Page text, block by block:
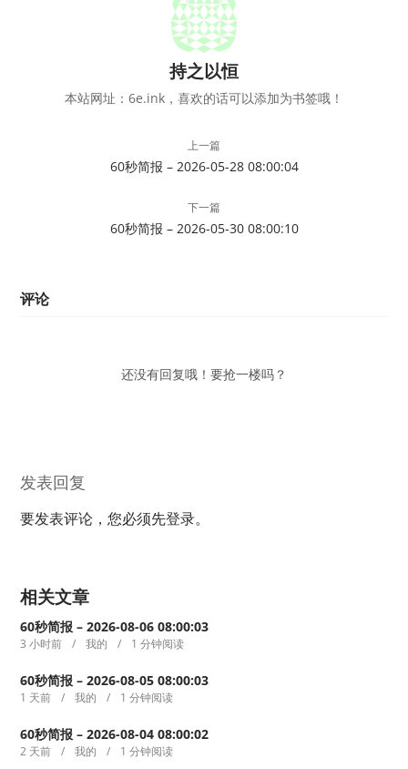
持之以恒
本站网址：6e.ink，喜欢的话可以添加为书签哦！
上一篇
60秒简报 – 2026-05-28 08:00:04
下一篇
60秒简报 – 2026-05-30 08:00:10
评论
还没有回复哦！要抢一楼吗？
发表回复
要发表评论，您必须先登录。
相关文章
60秒简报 – 2026-08-06 08:00:03
3 小时前 我的 1 分钟阅读
60秒简报 – 2026-08-05 08:00:03
1 天前 我的 1 分钟阅读
60秒简报 – 2026-08-04 08:00:02
2 天前 我的 1 分钟阅读